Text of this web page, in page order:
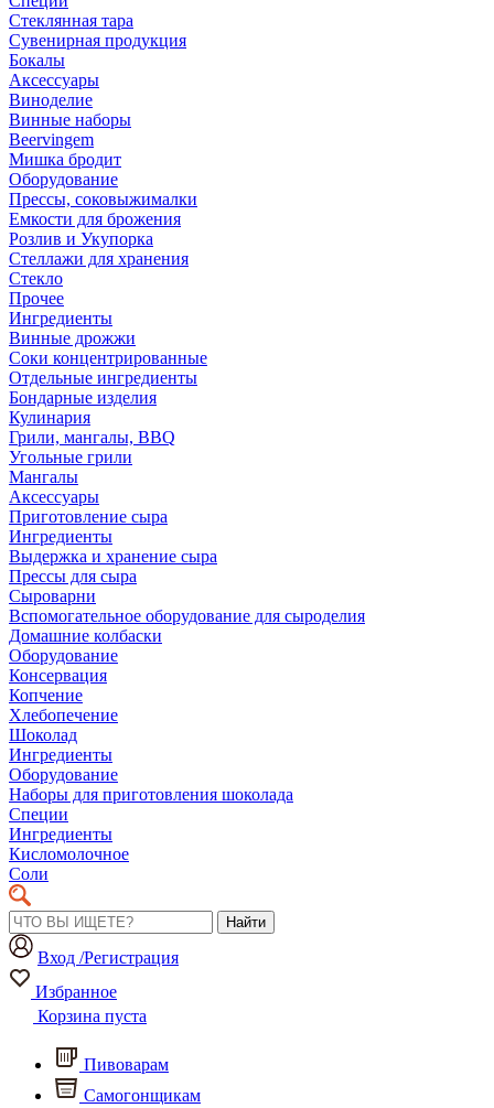
Стеклянная тара
Сувенирная продукция
Бокалы
Аксессуары
Виноделие
Винные наборы
Beervingem
Мишка бродит
Оборудование
Прессы, соковыжималки
Емкости для брожения
Розлив и Укупорка
Стеллажи для хранения
Стекло
Прочее
Ингредиенты
Винные дрожжи
Соки концентрированные
Отдельные ингредиенты
Бондарные изделия
Кулинария
Грили, мангалы, BBQ
Угольные грили
Мангалы
Аксессуары
Приготовление сыра
Ингредиенты
Выдержка и хранение сыра
Прессы для сыра
Сыроварни
Вспомогательное оборудование для сыроделия
Домашние колбаски
Оборудование
Консервация
Копчение
Хлебопечение
Шоколад
Ингредиенты
Оборудование
Наборы для приготовления шоколада
Специи
Ингредиенты
Кисломолочное
Соли
Найти
Вход /Регистрация
Избранное
Корзина пуста
Пивоварам
Самогонщикам